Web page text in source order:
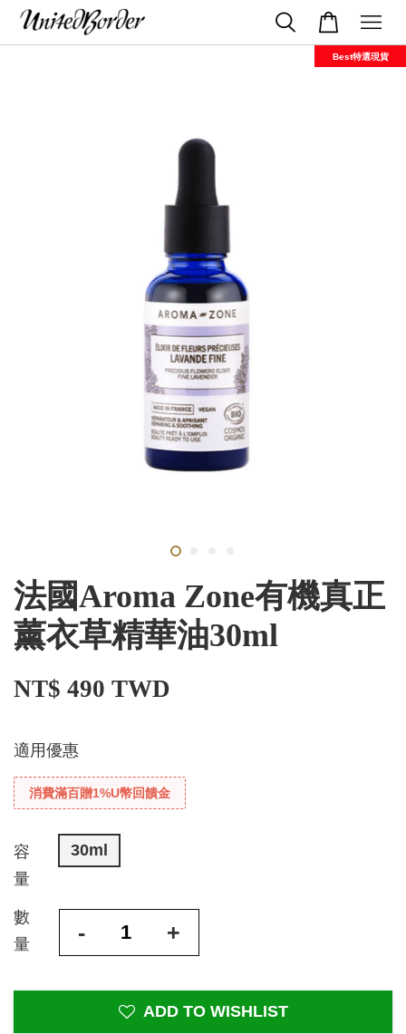
Best特選現貨
法國Aroma Zone有機真正
薰衣草精華油30ml
NT$ 490 TWD
適用優惠
消費滿百贈1%U幣回饋金
容
量
30ml
數
量
- +
ADD TO WISHLIST